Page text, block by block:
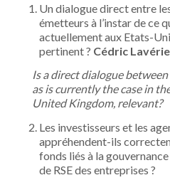
Un dialogue direct entre
émetteurs à l’instar de ce
actuellement aux Etats-
pertinent ? Cédric Lavérie
Is a direct dialogue
as is currently the case in
United Kingdom, relevant?
Les investisseurs et les
appréhendent-ils
fonds liés à la
de RSE des entreprises ?